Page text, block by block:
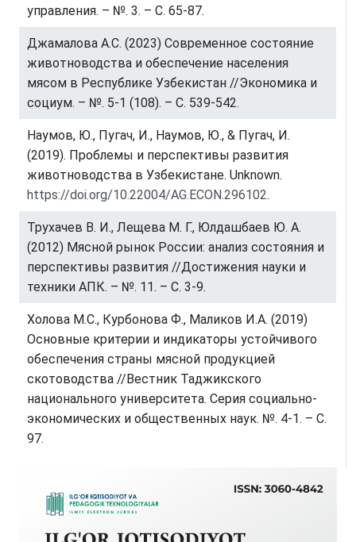
управления. – №. 3. – С. 65-87.
Джамалова А.С. (2023) Современное состояние
животноводства и обеспечение населения
мясом в Республике Узбекистан //Экономика и
социум. – №. 5-1 (108). – С. 539-542.
Наумов, Ю., Пугач, И., Наумов, Ю., & Пугач, И.
(2019). Проблемы и перспективы развития
животноводства в Узбекистане. Unknown.
https://doi.org/10.22004/AG.ECON.296102.
Трухачев В. И., Лещева М. Г., Юлдашбаев Ю. А.
(2012) Мясной рынок России: анализ состояния и
перспективы развития //Достижения науки и
техники АПК. – №. 11. – С. 3-9.
Холова М.С., Курбонова Ф., Маликов И.А. (2019)
Основные критерии и индикаторы устойчивого
обеспечения страны мясной продукцией
скотоводства //Вестник Таджикского
национального университета. Серия социально-
экономических и общественных наук. №. 4-1. – С.
97.